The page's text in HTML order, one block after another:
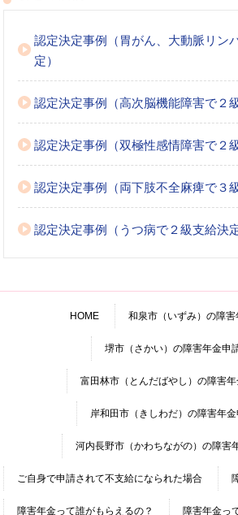
認定決定事例（胃がん、大動脈リン
定）
認定決定事例（高次脳機能障害で２
認定決定事例（双極性感情障害で２
認定決定事例（両下肢不全麻痺で３
認定決定事例（うつ病で２級支給決定
HOME 和泉市（いずみ）の障害
堺市（さかい）の障害年金申
富田林市（とんだばやし）の障害
岸和田市（きしわだ）の障害年
河内長野市（かわちながの）の障害
ご自身で申請されて不支給になられた場合
障害年金って誰がもらえるの？ 障害年金っ